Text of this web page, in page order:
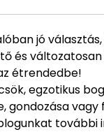
jó
és
étrendedbe!
egzotikus
gondozása vagy
további